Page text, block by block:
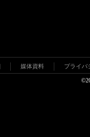
媒体資料 プライバ